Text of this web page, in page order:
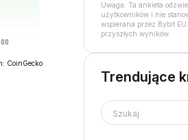
CoinGecko
Uwaga: Ta ankieta
użytkowników i nie
wspierana przez Bybit
przyszłych wyników.
Trendujące
Szukaj